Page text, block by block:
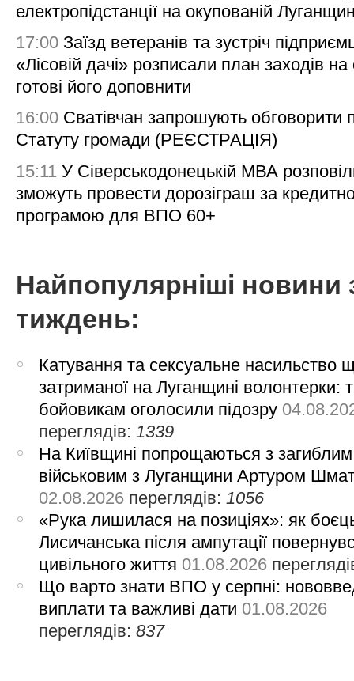
електропідстанції на окупованій
17:00 Заїзд ветеранів та зустріч
«Лісовій дачі» розписали план заходів на
готові його доповнити
16:00 Сватівчан запрошують обговорити
Статуту громади (РЕЄСТРАЦІЯ)
15:11 У Сіверськодонецькій МВА
зможуть провести дорозіграш за
програмою для ВПО 60+
Найпопулярніші новини
тиждень:
Катування та сексуальне насильство
затриманої на Луганщині волонтерки:
бойовикам оголосили підозру
переглядів: 1339
На Київщині попрощаються з загиблим
військовим з Луганщини Артуром
02.08.2026 переглядів: 1056
«Рука лишилася на позиціях»: як
Лисичанська після ампутації
цивільного життя 01.08.2026
Що варто знати ВПО у серпні:
виплати та важливі дати 01.08.2026
переглядів:837